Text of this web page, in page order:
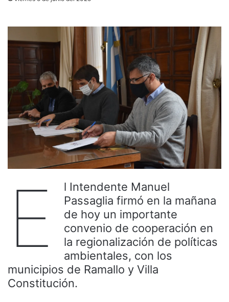
E
l Intendente Manuel
Passaglia firmó en la mañana
de hoy un importante
convenio de cooperación en
la regionalización de políticas
ambientales, con los
municipios de Ramallo y Villa
Constitución.